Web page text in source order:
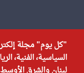
"كل يوم" مجلة
السياسية، الفنية،